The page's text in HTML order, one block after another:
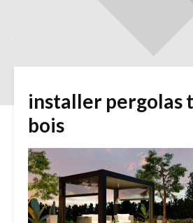
installer pergolas
bois